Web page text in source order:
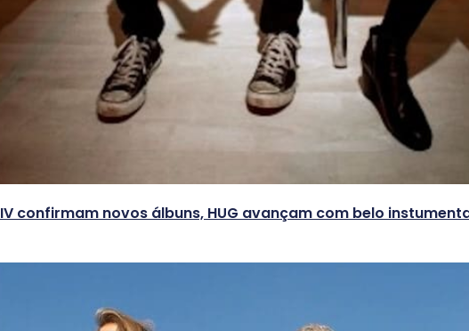
confirmam novos álbuns, HUG avançam com belo